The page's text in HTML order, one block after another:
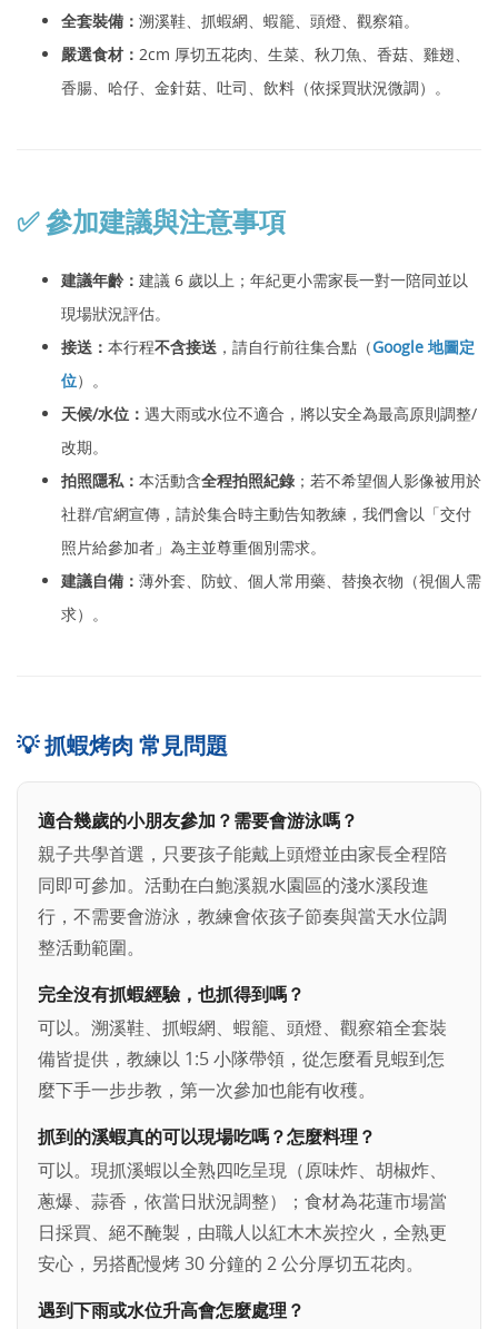
全套裝備： 溯溪鞋、抓蝦網、蝦籠、頭燈、觀察箱。
嚴選食材： 2cm 厚切五花肉、生菜、秋刀魚、香菇、雞翅、
香腸、哈仔、金針菇、吐司、飲料（依採買狀況微調）。
✅ 參加建議與注意事項
建議年齡： 建議 6 歲以上；年紀更小需家長一對一陪同並以
現場狀況評估。
接送： 本行程不含接送 ，請自行前往集合點（Google 地圖定
位）。
天候/水位： 遇大雨或水位不適合，將以安全為最高原則調整/
改期。
拍照隱私： 本活動含全程拍照紀錄 ；若不希望個人影像被用於
社群/官網宣傳，請於集合時主動告知教練，我們會以「交付
照片給參加者」為主並尊重個別需求。
建議自備： 薄外套、防蚊、個人常用藥、替換衣物（視個人需
求）。
💡 抓蝦烤肉 常見問題
適合幾歲的小朋友參加？需要會游泳嗎？
親子共學首選，只要孩子能戴上頭燈並由家長全程陪
同即可參加。活動在白鮑溪親水園區的淺水溪段進
行，不需要會游泳，教練會依孩子節奏與當天水位調
整活動範圍。
完全沒有抓蝦經驗，也抓得到嗎？
可以。溯溪鞋、抓蝦網、蝦籠、頭燈、觀察箱全套裝
備皆提供，教練以 1:5 小隊帶領，從怎麼看見蝦到怎
麼下手一步步教，第一次參加也能有收穫。
抓到的溪蝦真的可以現場吃嗎？怎麼料理？
可以。現抓溪蝦以全熟四吃呈現（原味炸、胡椒炸、
蔥爆、蒜香，依當日狀況調整）；食材為花蓮市場當
日採買、絕不醃製，由職人以紅木木炭控火，全熟更
安心，另搭配慢烤 30 分鐘的 2 公分厚切五花肉。
遇到下雨或水位升高會怎麼處理？